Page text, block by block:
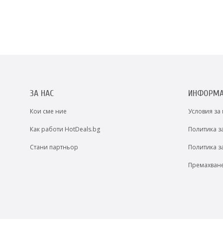
ЗА НАС
Кои сме ние
Как работи HotDeals.bg
Стани партньор
Условия за
Политика
Политика